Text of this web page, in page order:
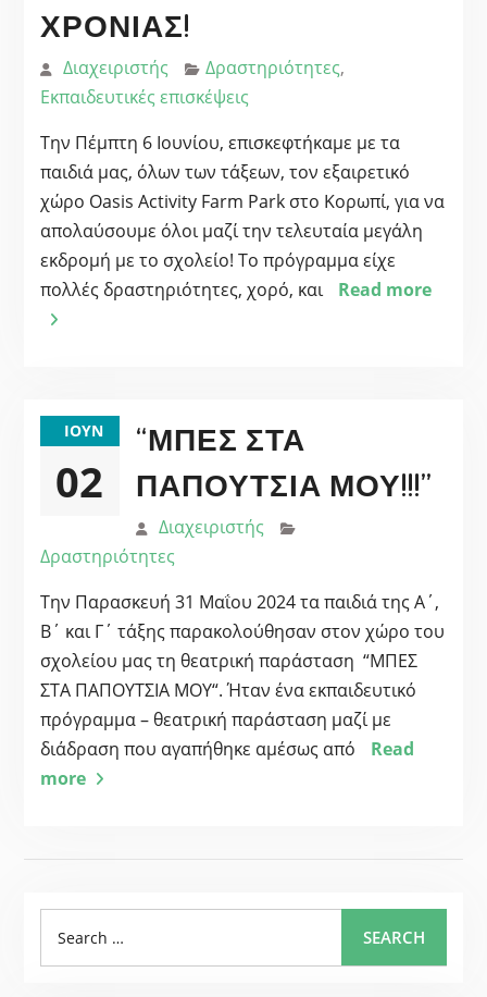
ΧΡΟΝΙΆΣ!
Διαχειριστής Δραστηριότητες,
Εκπαιδευτικές επισκέψεις
Την Πέμπτη 6 Ιουνίου, επισκεφτήκαμε με τα
παιδιά μας, όλων των τάξεων, τον εξαιρετικό
χώρο Oasis Activity Farm Park στο Κορωπί, για να
απολαύσουμε όλοι μαζί την τελευταία μεγάλη
εκδρομή με το σχολείο! Το πρόγραμμα είχε
πολλές δραστηριότητες, χορό, και
Read more
ΙΟΎΝ
02
“ΜΠΕΣ ΣΤΑ
ΠΑΠΟΎΤΣΙΑ ΜΟΥ!!!”
Διαχειριστής
Δραστηριότητες
Την Παρασκευή 31 Μαΐου 2024 τα παιδιά της Α΄,
Β΄ και Γ΄ τάξης παρακολούθησαν στον χώρο του
σχολείου μας τη θεατρική παράσταση “ΜΠΕΣ
ΣΤΑ ΠΑΠΟΥΤΣΙΑ ΜΟΥ“. Ήταν ένα εκπαιδευτικό
πρόγραμμα – θεατρική παράσταση μαζί με
διάδραση που αγαπήθηκε αμέσως από
Read
more
for:
SEARCH